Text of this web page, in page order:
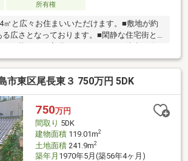
所有権
㎡と広々お住まいいただけます。■敷地が約
広さとなっております。■閑静な住宅街と
、スーパーがあり、生活利便性・子育て環境
スがあり、ドッグランや家庭菜園等もお楽
ノベーション向き物件で、ご希望のお住ま
イオンモール広島府中まで車で5分。■広島
歩7分。■セブンイレブン広島矢賀店まで徒
のお引き渡しとなります。■契約不適合責任
市東区尾長東３ 750万円 5DK
750万円
間取り 5DK
建物面積119.01m2
土地面積241.9m2
築年月 1970年5月(築56年4ヶ月)